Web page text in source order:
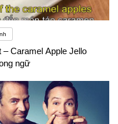
Caramel Apple Jello
ngữ